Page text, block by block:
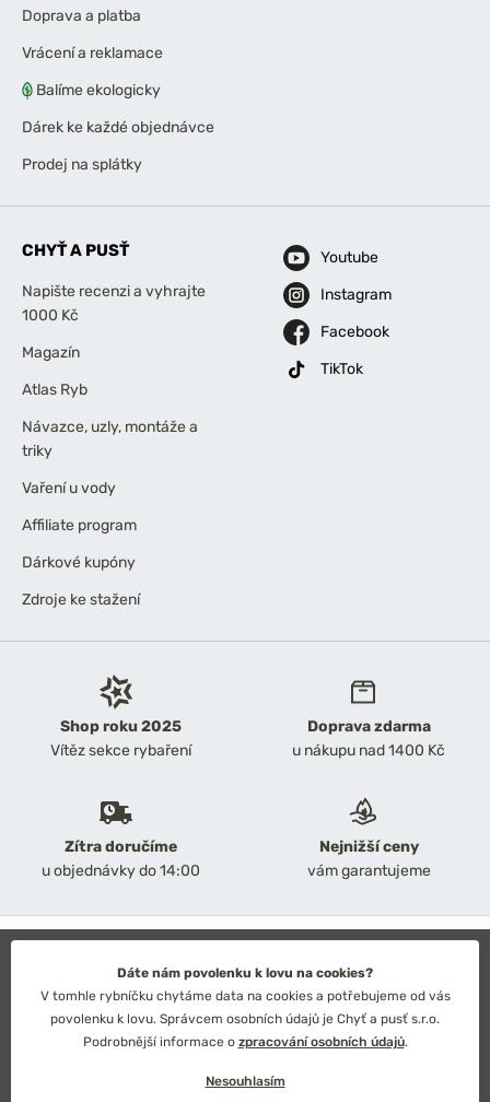
Shop roku 2025
Vítěz sekce rybaření
Doprava zdarma
u nákupu nad 1400 Kč
Zítra doručíme
u objednávky do 14:00
Nejnižší ceny
vám garantujeme
Doprava a platba
Vrácení a reklamace
Balíme ekologicky
Dárek ke každé objednávce
Prodej na splátky
CHYŤ A PUSŤ
Napište recenzi a vyhrajte
1000 Kč
Magazín
Atlas Ryb
Návazce, uzly, montáže a
triky
Vaření u vody
Affiliate program
Dárkové kupóny
Zdroje ke stažení
Youtube
Instagram
Facebook
TikTok
Obchodní podmínky
Ochrana osobních údajů
Technické řešení: Simplia s.r.o.
Strategický design: Petr Široký
Dáte nám povolenku k lovu na cookies?
V tomhle rybníčku chytáme data na cookies a potřebujeme od vás
povolenku k lovu. Správcem osobních údajů je Chyť a pusť s.r.o.
Podrobnější informace o zpracování osobních údajů.
Nesouhlasím